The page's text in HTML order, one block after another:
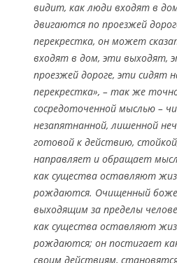
видит, как люди входят в
двигаются по проезжей
перекрестка, он может
входят в дом, эти выходят,
проезжей дороге, эти сидят
перекрестка», – так же
сосредоточенной мыслью –
незапятнанной, лишенной
готовой к действию,
направляет и обращает
как существа оставляют
рождаются. Очищенный
выходящим за пределы
как существа оставляют
рождаются; он постигает
своим действиям,